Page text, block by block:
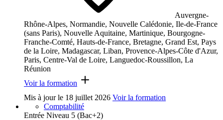
Auvergne-
Rhône-Alpes, Normandie, Nouvelle Calédonie, Ile-de-France
(sans Paris), Nouvelle Aquitaine, Martinique, Bourgogne-
Franche-Comté, Hauts-de-France, Bretagne, Grand Est, Pays
de la Loire, Madagascar, Liban, Provence-Alpes-Côte d'Azur,
Paris, Centre-Val de Loire, Languedoc-Roussillon, La
Réunion
Voir la formation
Mis à jour le 18 juillet 2026 Voir la formation
Comptabilité
Entrée Niveau 5 (Bac+2)